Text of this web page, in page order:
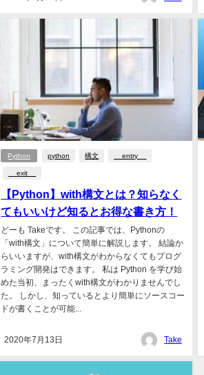
Python python 構文 __entry__
__exit__
【Python】with構文とは？知らなく
てもいいけど知るとお得な書き方！
どーも Takeです。 この記事では、Pythonの
「with構文」について簡単に解説します。 結論か
らいいますが、with構文がわからなくてもプログ
ラミング開発はできます。 私は Python を学び始
めた当初、まったくwith構文がわかりませんでし
た。 しかし、知っているとより簡単にソースコー
ドが書くことが可能...
2020年7月13日 Take